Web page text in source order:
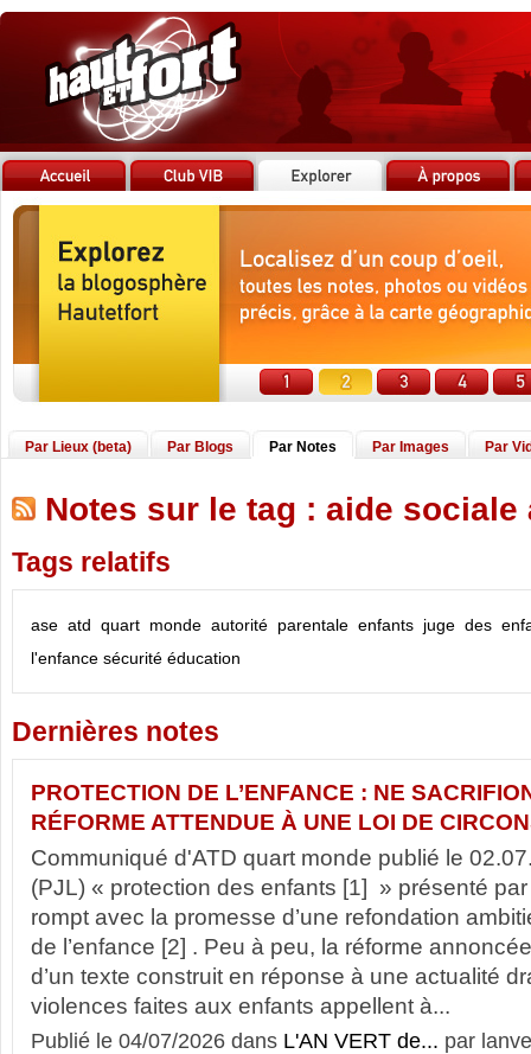
Par Lieux (beta) Par Blogs Par Notes Par Images Par
Notes sur le tag : aide sociale
Tags relatifs
ase atd quart monde autorité parentale enfants juge des
l'enfance sécurité éducation
Dernières notes
PROTECTION DE L’ENFANCE : NE
RÉFORME ATTENDUE À UNE LOI DE
Communiqué d'ATD quart monde publié le
(PJL) « protection des enfants [1] » présenté
rompt avec la promesse d’une refondation
de l’enfance [2] . Peu à peu, la réforme
d’un texte construit en réponse à une actualité
violences faites aux enfants appellent à...
Publié le 04/07/2026 dans L'AN VERT de... par